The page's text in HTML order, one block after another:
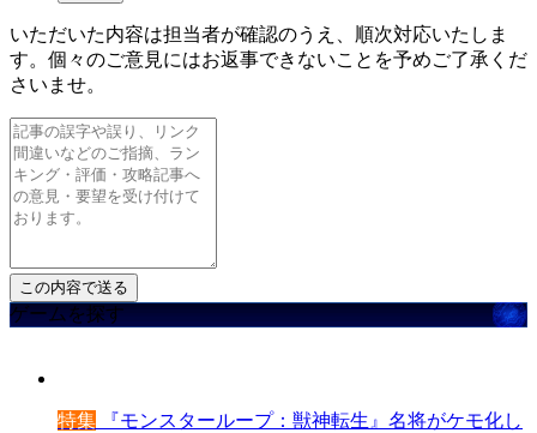
いただいた内容は担当者が確認のうえ、順次対応いたしま
す。個々のご意見にはお返事できないことを予めご了承くだ
さいませ。
ゲームを探す
特集 『モンスターループ：獣神転生』名将がケモ化し